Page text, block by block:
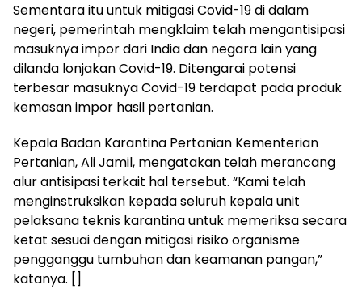
Sementara itu untuk mitigasi Covid-19 di dalam
negeri, pemerintah mengklaim telah mengantisipasi
masuknya impor dari India dan negara lain yang
dilanda lonjakan Covid-19. Ditengarai potensi
terbesar masuknya Covid-19 terdapat pada produk
kemasan impor hasil pertanian.
Kepala Badan Karantina Pertanian Kementerian
Pertanian, Ali Jamil, mengatakan telah merancang
alur antisipasi terkait hal tersebut. “Kami telah
menginstruksikan kepada seluruh kepala unit
pelaksana teknis karantina untuk memeriksa secara
ketat sesuai dengan mitigasi risiko organisme
pengganggu tumbuhan dan keamanan pangan,”
katanya. []